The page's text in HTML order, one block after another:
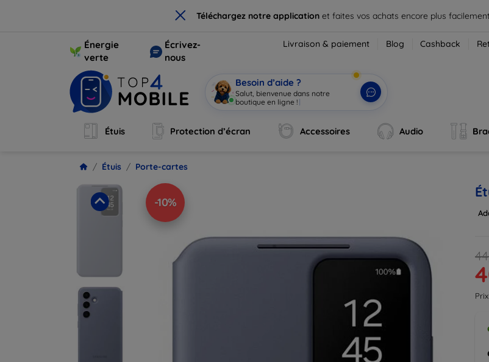
× Téléchargez notre application et faites vos achats encore plus
Énergie
verte
Écrivez-
nous
Livraison & paiement Blog Cashback
Besoin d’aide ?
Salut, bienvenue dans notre
boutique en ligne ! |
Étuis Protection d’écran Accessoires Audio
Étuis Porte-cartes
-10%